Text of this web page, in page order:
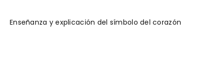
Enseñanza y explicación del símbolo del corazón